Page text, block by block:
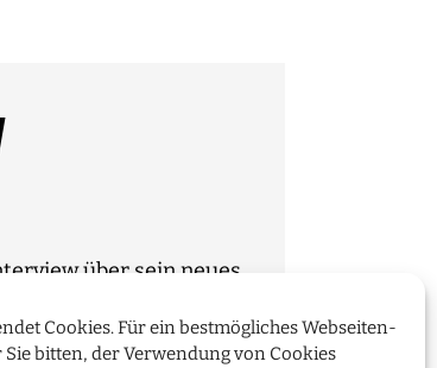
Cookies. Für ein bestmögliches Webseiten-
bitten, der Verwendung von Cookies
über sein neues